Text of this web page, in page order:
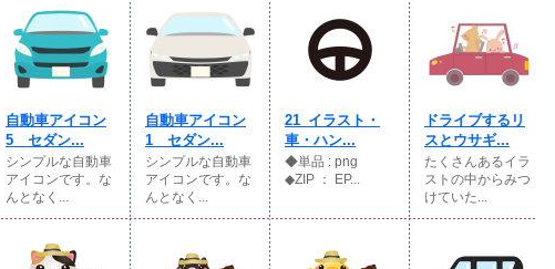
自動車アイコン
5 セダン...
シンプルな自動車
アイコンです。な
んとなく...
自動車アイコン
1 セダン...
シンプルな自動車
アイコンです。な
んとなく...
21_イラスト・
車・ハン...
◆単品 : png
◆ZIP ： EP...
ドライブするリ
スとウサギ...
たくさんあるイラ
ストの中からみつ
けていた...